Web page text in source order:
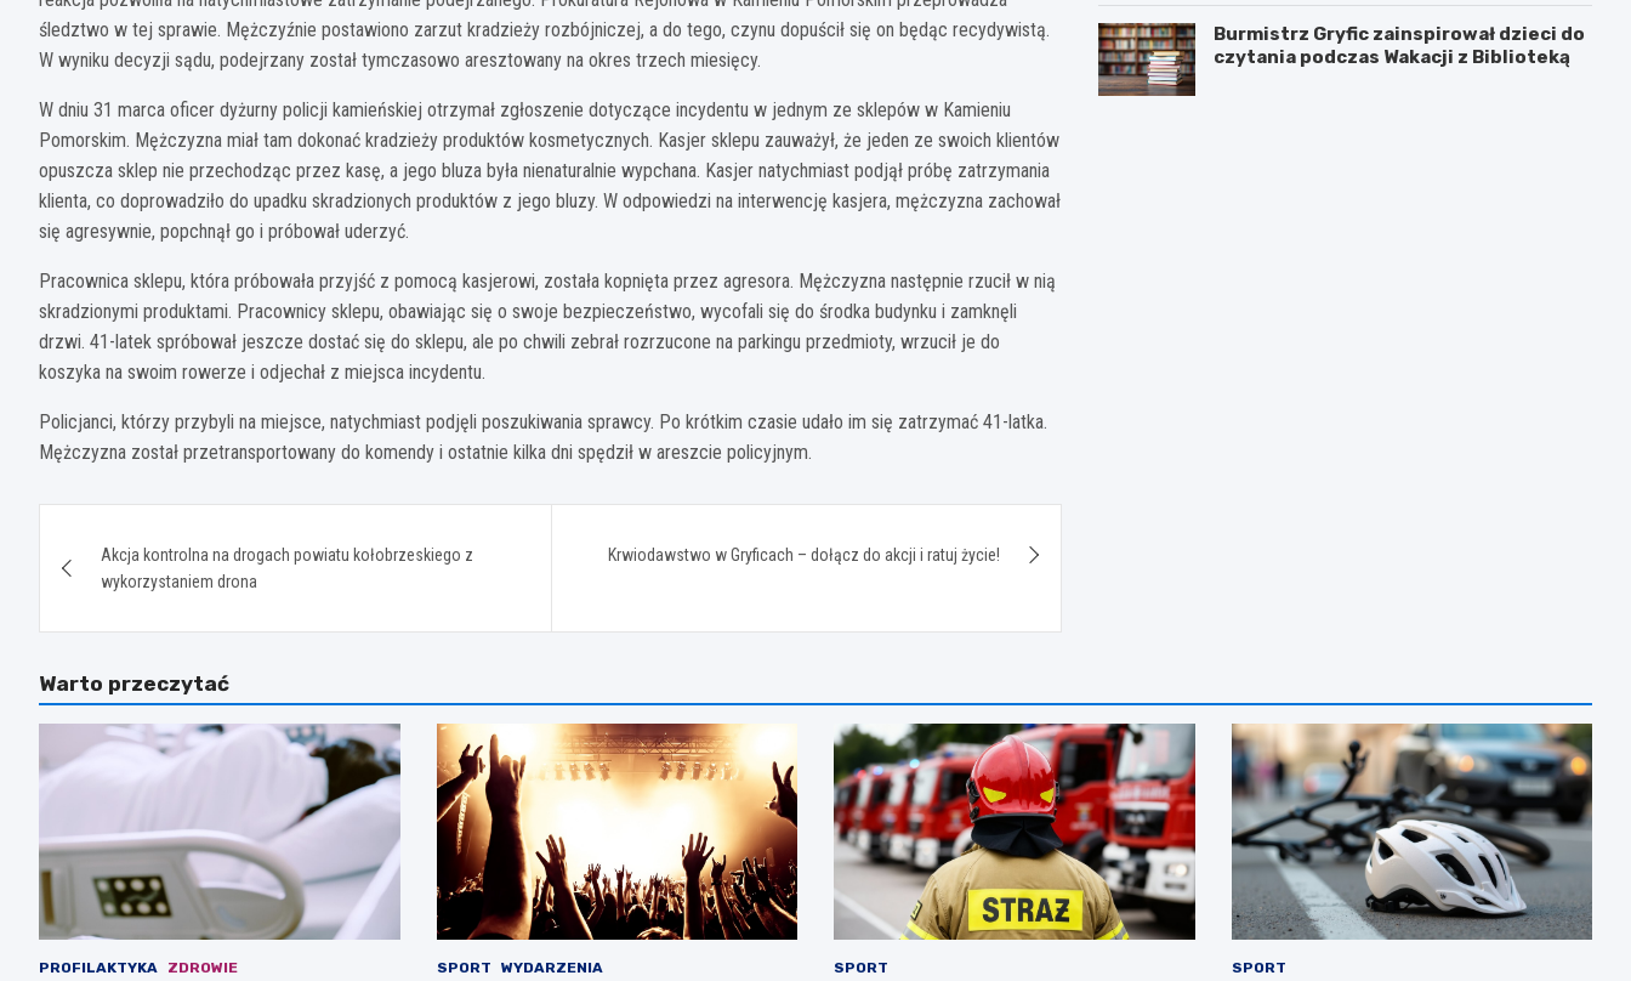
śledztwo w tej sprawie. Mężczyźnie postawiono zarzut kradzieży rozbójniczej, a do tego, czynu dopuścił się on będąc recydywistą.
W wyniku decyzji sądu, podejrzany został tymczasowo aresztowany na okres trzech miesięcy.
W dniu 31 marca oficer dyżurny policji kamieńskiej otrzymał zgłoszenie dotyczące incydentu w jednym ze sklepów w Kamieniu
Pomorskim. Mężczyzna miał tam dokonać kradzieży produktów kosmetycznych. Kasjer sklepu zauważył, że jeden ze swoich klientów
opuszcza sklep nie przechodząc przez kasę, a jego bluza była nienaturalnie wypchana. Kasjer natychmiast podjął próbę zatrzymania
klienta, co doprowadziło do upadku skradzionych produktów z jego bluzy. W odpowiedzi na interwencję kasjera, mężczyzna zachował
się agresywnie, popchnął go i próbował uderzyć.
Pracownica sklepu, która próbowała przyjść z pomocą kasjerowi, została kopnięta przez agresora. Mężczyzna następnie rzucił w nią
skradzionymi produktami. Pracownicy sklepu, obawiając się o swoje bezpieczeństwo, wycofali się do środka budynku i zamknęli
drzwi. 41-latek spróbował jeszcze dostać się do sklepu, ale po chwili zebrał rozrzucone na parkingu przedmioty, wrzucił je do
koszyka na swoim rowerze i odjechał z miejsca incydentu.
Policjanci, którzy przybyli na miejsce, natychmiast podjęli poszukiwania sprawcy. Po krótkim czasie udało im się zatrzymać 41-latka.
Mężczyzna został przetransportowany do komendy i ostatnie kilka dni spędził w areszcie policyjnym.
wpisu
Akcja kontrolna na drogach powiatu kołobrzeskiego z
wykorzystaniem drona
Krwiodawstwo w Gryficach – dołącz do akcji i ratuj życie!
Burmistrz Gryfic zainspirował dzieci do
czytania podczas Wakacji z Biblioteką
Warto przeczytać
PROFILAKTYKA ZDROWIE SPORT WYDARZENIA SPORT SPORT